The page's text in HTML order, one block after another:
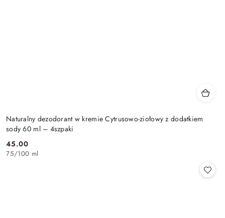
Naturalny dezodorant w kremie Cytrusowo-ziołowy z dodatkiem
sody 60 ml – 4szpaki
Cena:
45.00
75/100 ml